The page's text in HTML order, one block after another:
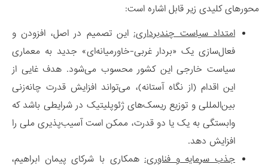
محورهای کلیدی زیر قابل اشاره است:
امتداد سیاست چندبرداری:این تصمیم در اصل، افزودن و
فعال‌سازی یک «بردار غربی-خاورمیانه‌ای» جدید به معماری
سیاست خارجی این کشور محسوب می‌شود. هدف غایی از
این اقدام (از نگاه آستانه)، می‌تواند افزایش قدرت چانه‌زنی
بین‌المللی و توزیع ریسک‌های ژئوپلیتیک در شرایطی باشد که
وابستگی به یک یا دو قدرت، ممکن است آسیب‌پذیری ملی را
افزایش دهد.
جذب سرمایه و فناوری:همکاری با شرکای پیمان ابراهیم،